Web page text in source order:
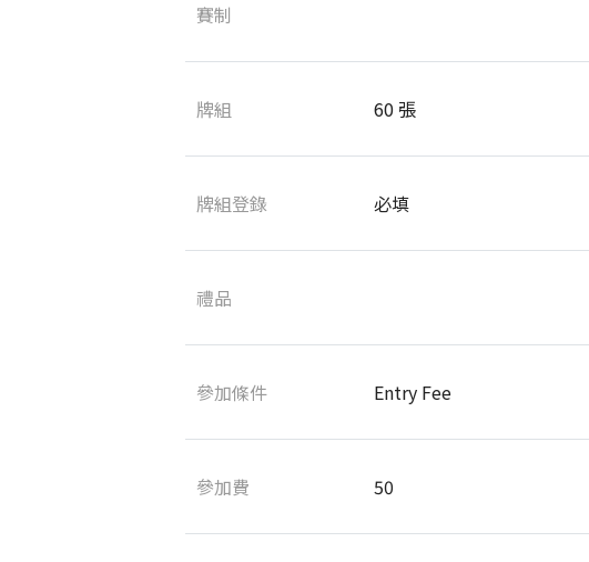
賽制
牌組 60 張
牌組登錄 必填
禮品
參加條件 Entry Fee
參加費 50